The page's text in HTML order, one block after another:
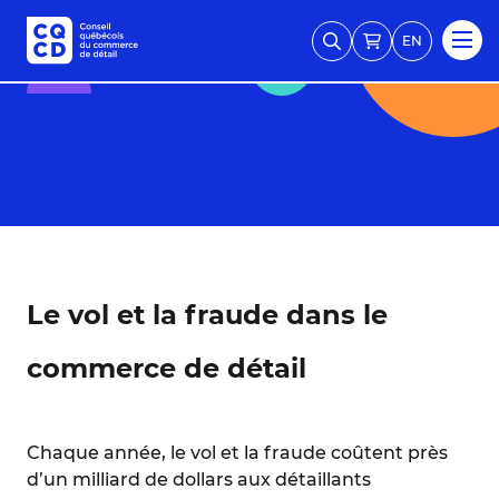
EN
Le vol et la fraude dans le
commerce de détail
Chaque année, le vol et la fraude coûtent près
d’un milliard de dollars aux détaillants